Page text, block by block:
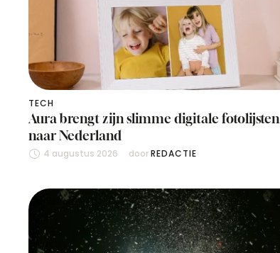
TECH
Aura brengt zijn slimme digitale fotolijsten
naar Nederland
4 augustus 2026 door REDACTIE